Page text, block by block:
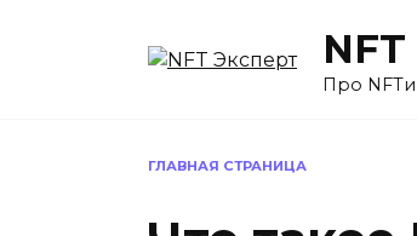
Про
ГЛАВНАЯ СТРАНИЦА